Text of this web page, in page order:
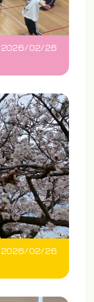
2026/02/26
2026/02/26